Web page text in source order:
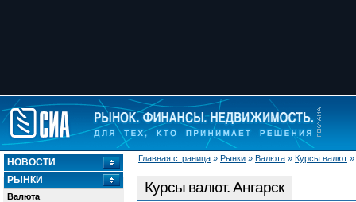
Главная страница » Рынки » Валюта » Курсы валют »
НОВОСТИ
РЫНКИ
Валюта
Курсы валют. Ангарск